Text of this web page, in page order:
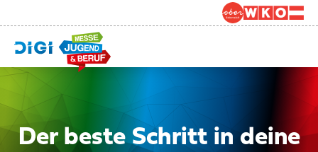
Der beste Schritt in deine